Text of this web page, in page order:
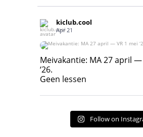
kiclub.cool
Apr 21
Meivakantie: MA 27 april — VR 1 mei
Geen lessen
Meivakantie: MA 27 april —
‘26.
Geen lessen
Follow on